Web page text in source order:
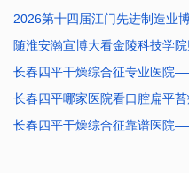
2026第十四届江门先进制造业
随淮安瀚宣博大看金陵科技学
长春四平干燥综合征专业医院
长春四平哪家医院看口腔扁平苔
长春四平干燥综合征靠谱医院